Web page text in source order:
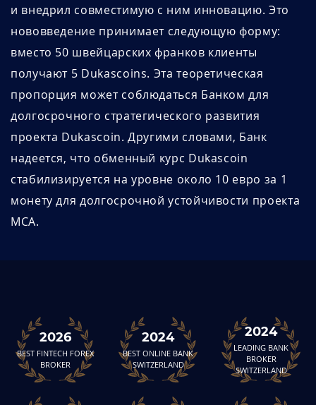
и внедрил совместимую с ним инновацию. Это
нововведение принимает следующую форму:
вместо 50 швейцарских франков клиенты
получают 5 Dukascoins. Эта теоретическая
пропорция может соблюдаться Банком для
долгосрочного стратегического развития
проекта Dukascoin. Другими словами, Банк
надеется, что обменный курс Dukascoin
стабилизируется на уровне около 10 евро за 1
монету для долгосрочной устойчивости проекта
MCA.
2026
BEST FINTECH FOREX
BROKER
2024
BEST ONLINE BANK
SWITZERLAND
2024
LEADING BANK
BROKER
SWITZERLAND